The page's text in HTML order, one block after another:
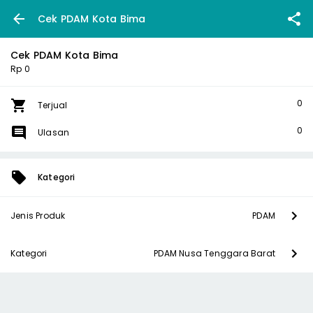
Cek PDAM Kota Bima
Cek PDAM Kota Bima
Rp 0
Terjual 0
Ulasan 0
Kategori
Jenis Produk PDAM
Kategori PDAM Nusa Tenggara Barat